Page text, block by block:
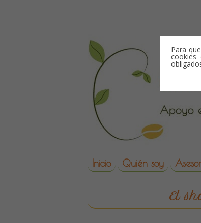
Para
reproduccion
Skip to content
Inicio Quién soy
El